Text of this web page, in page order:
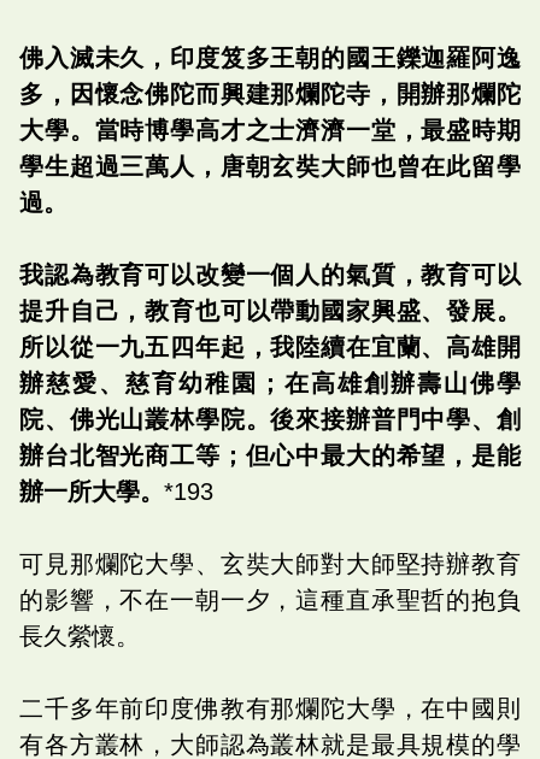
佛入滅未久，印度笈多王朝的國王鑠迦羅阿逸
多，因懷念佛陀而興建那爛陀寺，開辦那爛陀
大學。當時博學高才之士濟濟一堂，最盛時期
學生超過三萬人，唐朝玄奘大師也曾在此留學
過。
我認為教育可以改變一個人的氣質，教育可以
提升自己，教育也可以帶動國家興盛、發展。
所以從一九五四年起，我陸續在宜蘭、高雄開
辦慈愛、慈育幼稚園；在高雄創辦壽山佛學
院、佛光山叢林學院。後來接辦普門中學、創
辦台北智光商工等；但心中最大的希望，是能
辦一所大學。 *193
可見那爛陀大學、玄奘大師對大師堅持辦教育
的影響，不在一朝一夕，這種直承聖哲的抱負
長久縈懷。
二千多年前印度佛教有那爛陀大學，在中國則
有各方叢林，大師認為叢林就是最具規模的學